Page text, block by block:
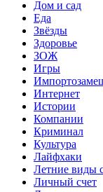
Дом и сад
Еда
Звёзды
Здоровье
ЗОЖ
Игры
Интернет
Истории
Компании
Криминал
Культура
Лайфхаки
Летние виды
Личный счет